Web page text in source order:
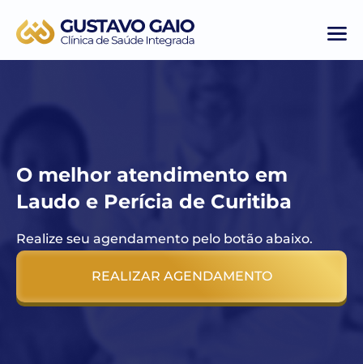
O melhor atendimento em
Laudo e Perícia de Curitiba
Realize seu agendamento pelo botão abaixo.
REALIZAR AGENDAMENTO